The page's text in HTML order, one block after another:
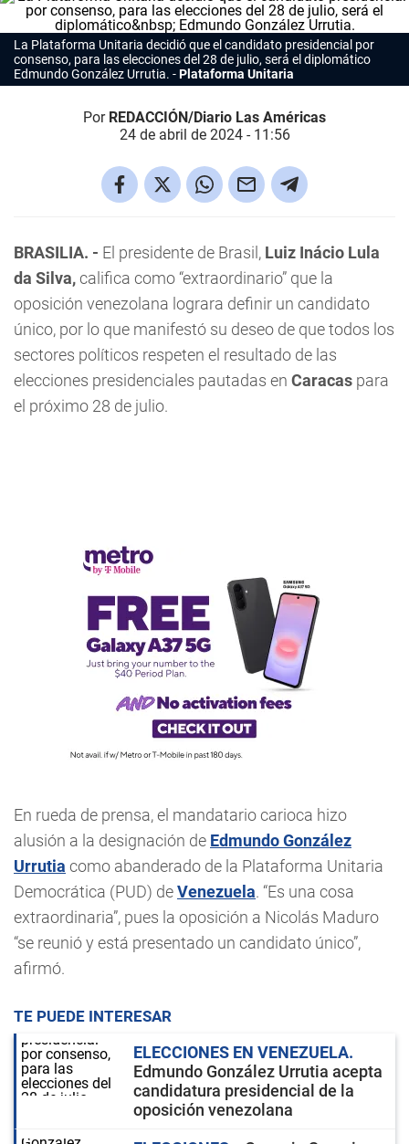
La Plataforma Unitaria decidió que el candidato presidencial por
consenso, para las elecciones del 28 de julio, será el diplomático
Edmundo González Urrutia.
Plataforma Unitaria
Por REDACCIÓN/Diario Las Américas
24 de abril de 2024 - 11:56
BRASILIA. - El presidente de Brasil, Luiz Inácio Lula
da Silva,califica como “extraordinario” que la
oposición venezolana lograra definir un candidato
único, por lo que manifestó su deseo de que todos los
sectores políticos respeten el resultado de las
elecciones presidenciales pautadas en Caracas para
el próximo 28 de julio.
En rueda de prensa, el mandatario carioca hizo
alusión a la designación de Edmundo González
Urrutia como abanderado de la Plataforma Unitaria
Democrática (PUD) deVenezuela. “Es una cosa
extraordinaria”, pues la oposición a Nicolás Maduro
“se reunió y está presentado un candidato único”,
afirmó.
TE PUEDE INTERESAR
ELECCIONES EN VENEZUELA
Edmundo González Urrutia acepta
candidatura presidencial de la
oposición venezolana